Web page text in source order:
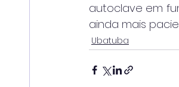
autoclave em
ainda mais
Ubatuba